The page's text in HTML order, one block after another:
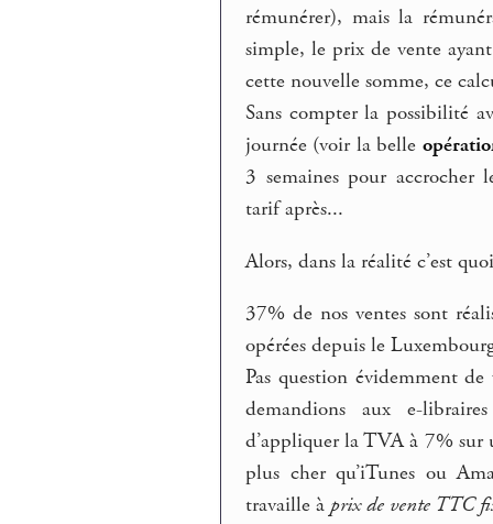
rémunérer), mais la
simple, le prix de vente
cette nouvelle somme, ce
Sans compter la possibilité
journée (voir la belle
3 semaines pour accrocher
tarif après...
Alors, dans la réalité c’est
37% de nos ventes sont
opérées depuis le
Pas question évidemment
demandions aux e-
d’appliquer la TVA à 7% sur
plus cher qu’iTunes ou
travaille àprix de vente TTC